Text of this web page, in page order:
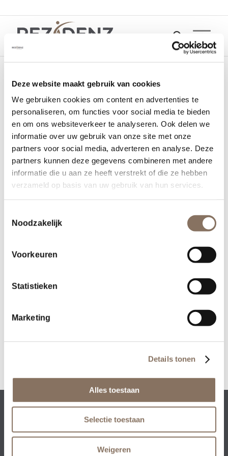
Deze website maakt gebruik van cookies
We gebruiken cookies om content en advertenties te
personaliseren, om functies voor social media te bieden
en om ons websiteverkeer te analyseren. Ook delen we
informatie over uw gebruik van onze site met onze
partners voor social media, adverteren en analyse. Deze
partners kunnen deze gegevens combineren met andere
informatie die u aan ze heeft verstrekt of die ze hebben
verzameld op basis van uw gebruik van hun services.
Noodzakelijk
Voorkeuren
Statistieken
Marketing
Details tonen
Alles toestaan
Selectie toestaan
Weigeren
oranjekade-rezidenz-
helmond-9
19 oktober 2022
Deel dit stuk
Rezidenz Development BV • Collseweg 23 • 5674
+31 (0)40 – 851 93 00•info@rezidenz.nl